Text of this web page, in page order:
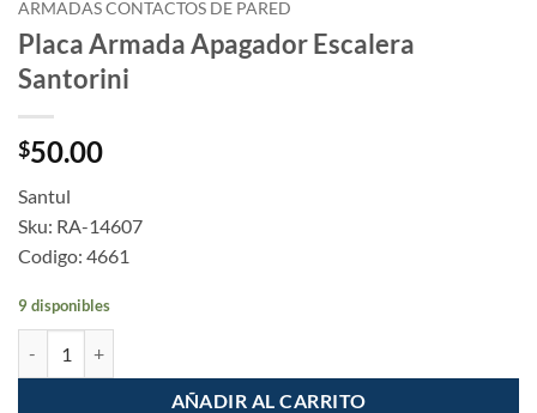
ARMADAS CONTACTOS DE PARED
Placa Armada Apagador Escalera
Santorini
$50.00
Santul
Sku: RA-14607
Codigo: 4661
9 disponibles
AÑADIR AL CARRITO